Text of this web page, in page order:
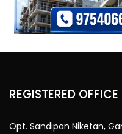
REGISTERED OFFICE
Opt. Sandipan Niketan,